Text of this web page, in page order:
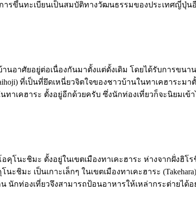
การขึ้นทะเบียนเป็นสมบัติทางวัฒนธรรมของประเทศญี่ปุ่น
นอาศัยอยู่ต่อเนื่องกันมาตั้งแต่ดั้งเดิม โดยได้รับการข
ที่เป็นที่ยึดเหนี่ยวจิตใจของชาวบ้านในทาเคฮาระ
ทาเคฮาระ ตั้งอยู่อีกด้วยครับ ซึ่งนักท่องเที่ยวก็จะนิยมเ
โนะชิมะ ตั้งอยู่ในเขตเมืองทาเคะฮาระ ห่างจากฝั่งฮิโร
นะชิมะ เป็นเกาะเล็กๆ ในเขตเมืองทาเคะฮาระ
นักท่องเที่ยวจึงสามารถป้อนอาหารให้เหล่ากระต่ายได้